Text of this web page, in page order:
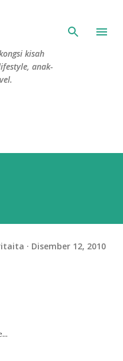
kisah
anak-
Disember 12, 2010